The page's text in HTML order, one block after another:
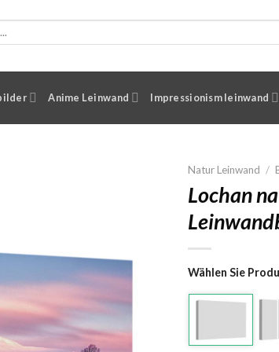
Anime Leinwand Impressionism leinwand
Natur Leinwand /
Lochan
Wählen Sie